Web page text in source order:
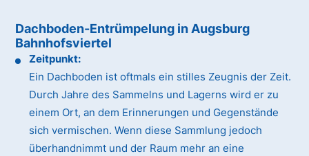
Dachboden-Entrümpelung in Augsburg
Bahnhofsviertel
Zeitpunkt:
Ein Dachboden ist oftmals ein stilles Zeugnis der Zeit.
Durch Jahre des Sammelns und Lagerns wird er zu
einem Ort, an dem Erinnerungen und Gegenstände
sich vermischen. Wenn diese Sammlung jedoch
überhandnimmt und der Raum mehr an eine